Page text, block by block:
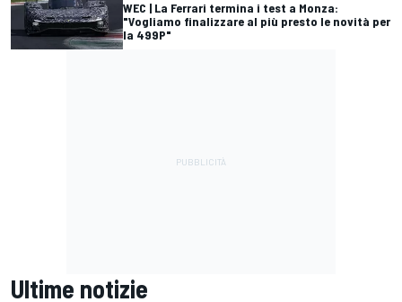
WEC | La Ferrari termina i test a Monza:
"Vogliamo finalizzare al più presto le novità per
la 499P"
Ultime notizie